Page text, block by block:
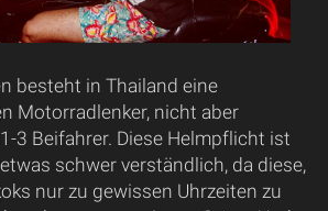
besteht in Thailand eine
Motorradlenker, nicht aber
3 Beifahrer. Diese Helmpflicht ist
schwer verständlich, da diese,
nur zu gewissen Uhrzeiten zu